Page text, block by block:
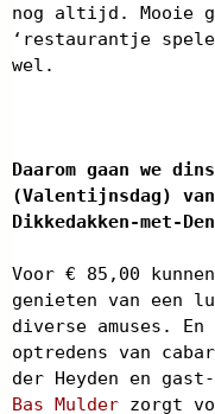
nog altijd. Mooie
‘restaurantje
wel.
Daarom gaan we
(Valentijnsdag)
Dikkedakken-met-
Voor € 85,00
genieten van een
diverse amuses.
optredens van
der Heyden en
Bas Mulder zorgt